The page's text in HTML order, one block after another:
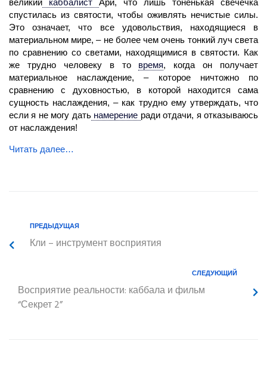
великий каббалист Ари, что лишь тоненькая свечечка
спустилась из святости, чтобы оживлять нечистые силы.
Это означает, что все удовольствия, находящиеся в
материальном мире, – не более чем очень тонкий луч света
по сравнению со светами, находящимися в святости. Как
же трудно человеку в то
время, когда он получает
материальное наслаждение, – которое ничтожно по
сравнению с духовностью, в которой находится сама
сущность наслаждения, – как трудно ему утверждать, что
если я не могу датьнамерение ради отдачи, я отказываюсь
от наслаждения!
Читать далее…
ПРЕДЫДУЩАЯ
Кли – инструмент восприятия
СЛЕДУЮЩИЙ
Восприятие реальности: каббала и фильм
“Секрет 2”